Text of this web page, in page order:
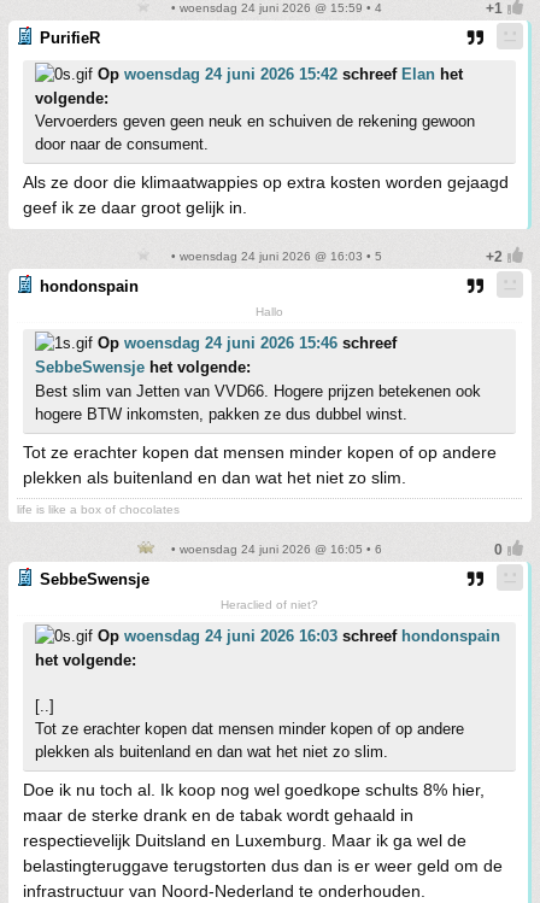
• woensdag 24 juni 2026 @ 15:59 • 4
PurifieR
Op woensdag 24 juni 2026 15:42 schreef Elan het
volgende:
Vervoerders geven geen neuk en schuiven de rekening gewoon
door naar de consument.
Als ze door die klimaatwappies op extra kosten worden gejaagd
geef ik ze daar groot gelijk in.
• woensdag 24 juni 2026 @ 16:03 • 5
hondonspain
Hallo
Op woensdag 24 juni 2026 15:46 schreef
SebbeSwensje het volgende:
Best slim van Jetten van VVD66. Hogere prijzen betekenen ook
hogere BTW inkomsten, pakken ze dus dubbel winst.
Tot ze erachter kopen dat mensen minder kopen of op andere
plekken als buitenland en dan wat het niet zo slim.
life is like a box of chocolates
• woensdag 24 juni 2026 @ 16:05 • 6
SebbeSwensje
Heraclied of niet?
Op woensdag 24 juni 2026 16:03 schreef hondonspain
het volgende:
[..]
Tot ze erachter kopen dat mensen minder kopen of op andere
plekken als buitenland en dan wat het niet zo slim.
Doe ik nu toch al. Ik koop nog wel goedkope schults 8% hier,
maar de sterke drank en de tabak wordt gehaald in
respectievelijk Duitsland en Luxemburg. Maar ik ga wel de
belastingteruggave terugstorten dus dan is er weer geld om de
infrastructuur van Noord-Nederland te onderhouden.